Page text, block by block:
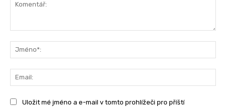
Uložit mé jméno a e-mail v tomto prohlížeči pro příští